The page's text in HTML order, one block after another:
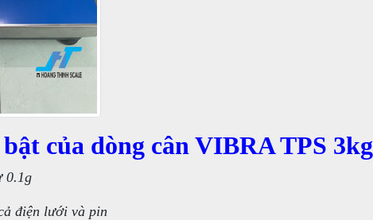
của dòng cân VIBRA TPS 3kg
0.1g
điện lưới và pin